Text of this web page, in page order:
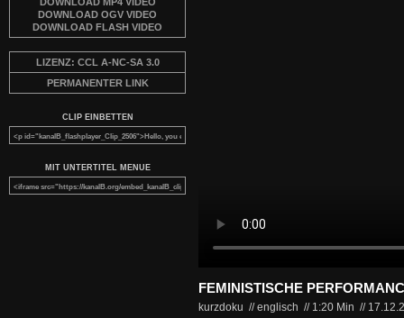
DOWNLOAD OGV VIDEO
DOWNLOAD FLASH VIDEO
LIZENZ: CCL A-NC-SA 3.0
PERMANENTER LINK
CLIP EINBETTEN
MIT UNTERTITEL MENUE
FEMINISTISCHE
kurzdoku // englisch // 1:20 Min //